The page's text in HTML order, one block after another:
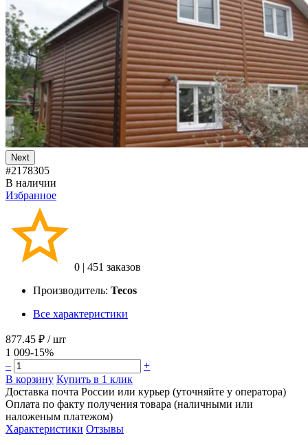
Next
#2178305
В наличии
Избранное
0 | 451 заказов
Производитель: Tecos
Все характеристики
877.45 ₽ / шт
1 009-15%
–
+
В корзину Купить в 1 клик
Доставка почта России или курьер (уточняйте у оператора)
Оплата по факту получения товара (наличными или
наложеным платежом)
Характеристики Отзывы